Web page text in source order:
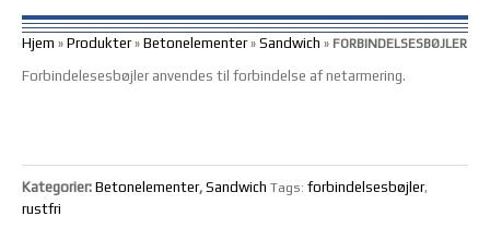
Hjem » Produkter» Betonelementer» Sandwich » FORBINDELSESBØJLER
Forbindelesesbøjler anvendes til forbindelse af netarmering.
Kategorier: Betonelementer, Sandwich Tags: forbindelsesbøjler,
rustfri